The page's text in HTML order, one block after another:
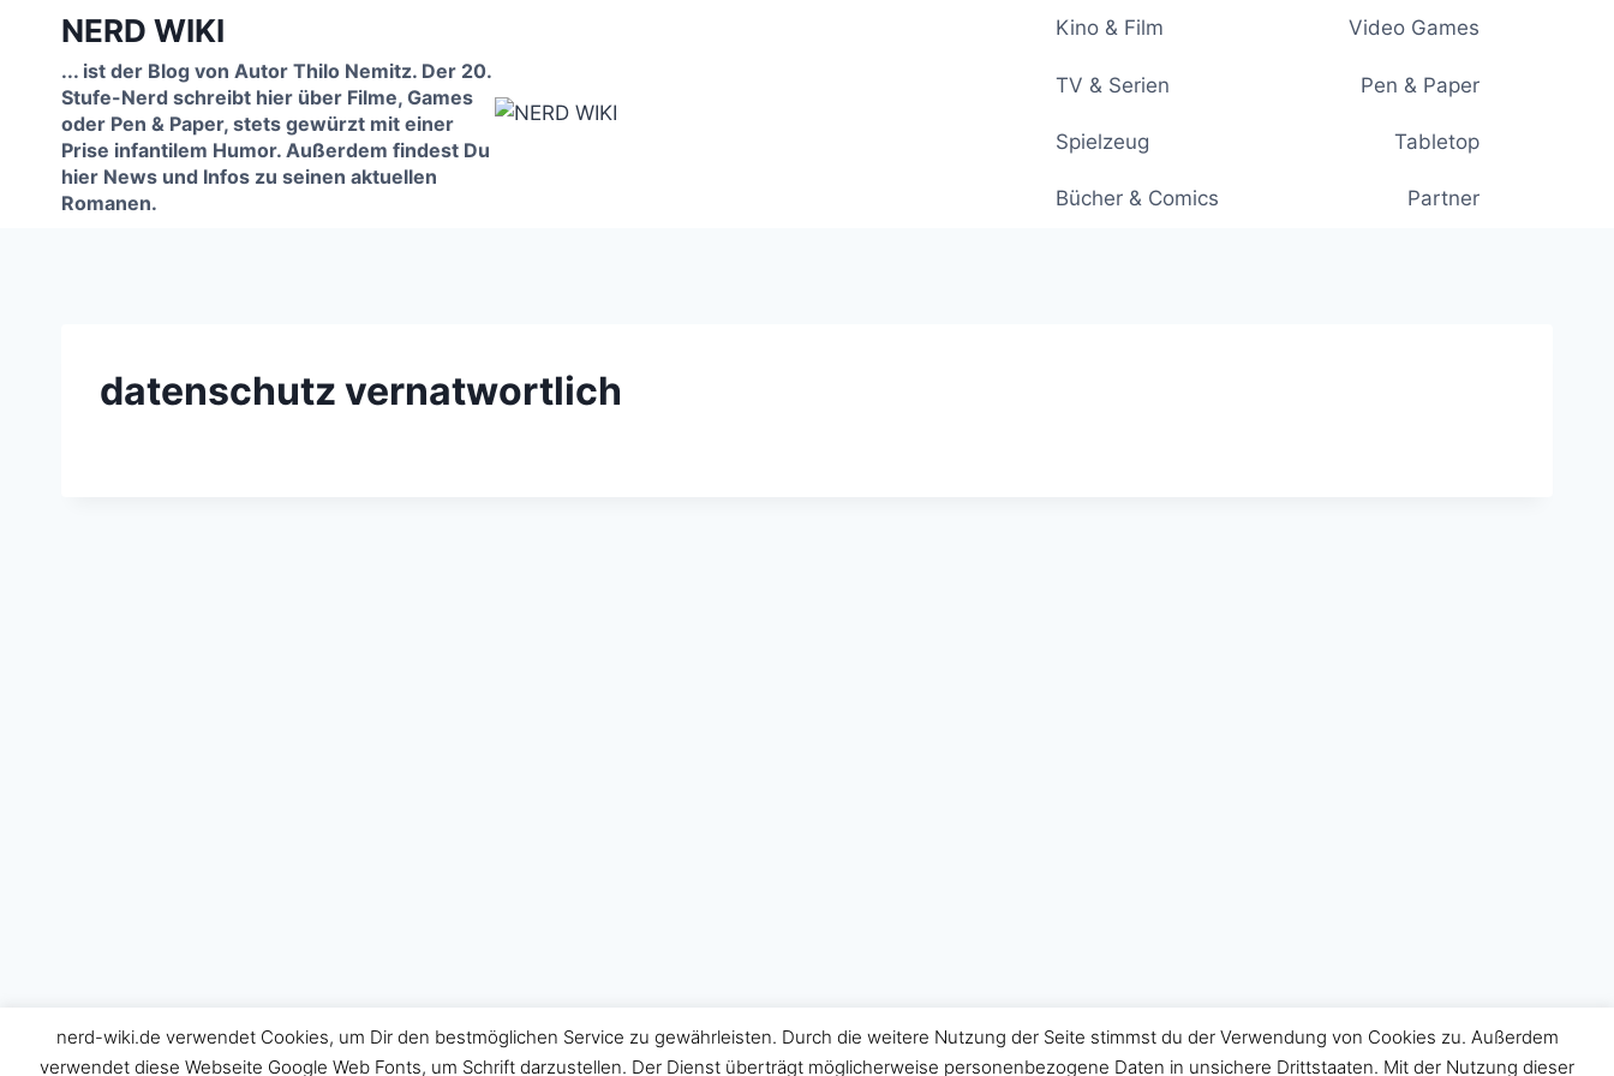
springen
NERD WIKI
... ist der Blog von Autor Thilo Nemitz. Der 20.
Stufe-Nerd schreibt hier über Filme, Games
oder Pen & Paper, stets gewürzt mit einer
Prise infantilem Humor. Außerdem findest Du
hier News und Infos zu seinen aktuellen
Romanen.
Kino & Film Video Games
TV & Serien Pen & Paper
Spielzeug Tabletop
Bücher & Comics Partner
datenschutz vernatwortlich
nerd-wiki.de verwendet Cookies, um Dir den bestmöglichen Service zu gewährleisten. Durch die weitere Nutzung der Seite stimmst du der Verwendung von Cookies zu. Außerdem
verwendet diese Webseite Google Web Fonts, um Schrift darzustellen. Der Dienst überträgt möglicherweise personenbezogene Daten in unsichere Drittstaaten. Mit der Nutzung dieser